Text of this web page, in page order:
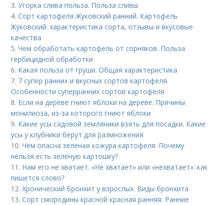
3.Угорка слива польза. Польза сливы
4.Сорт картофеля Жуковский ранний. Картофель
Жуковский: характеристика сорта, отзывы и вкусовые
качества
5.Чем обработать картофель от сорняков. Польза
гербицидной обработки
6. Какая польза от груши. Общая характеристика
7. 7 супер ранних и вкусных сортов картофеля.
Особенности суперранних сортов картофеля
8. Если на дереве гниют яблоки на дереве. Причины
монилиоза, из-за которого гниют яблоки
9. Какие усы садовой земляники взять для посадки. Какие
усы у клубники берут для размножения
10.Чем опасна зеленая кожура картофеля. Почему
нельзя есть зелёную картошку?
11. Нам его не хватает. «Не хватает» или «нехватает»: как
пишется слово?
12.Хронический бронхит у взрослых. Виды бронхита
13.Сорт смородины красной красная ранняя. Ранние